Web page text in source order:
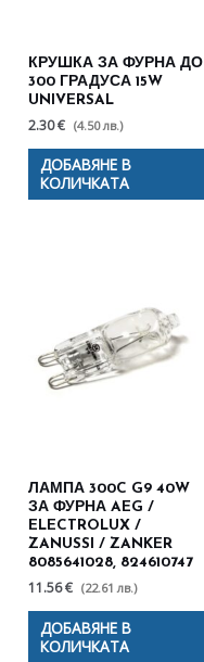
КРУШКА ЗА ФУРНА ДО
300 ГРАДУСА 15W
UNIVERSAL
2.30 € (4.50 лв.)
ДОБАВЯНЕ В
КОЛИЧКАТА
ЛАМПА 300C G9 40W
ЗА ФУРНА AEG /
ELECTROLUX /
ZANUSSI / ZANKER
8085641028, 824610747
11.56 € (22.61 лв.)
ДОБАВЯНЕ В
КОЛИЧКАТА